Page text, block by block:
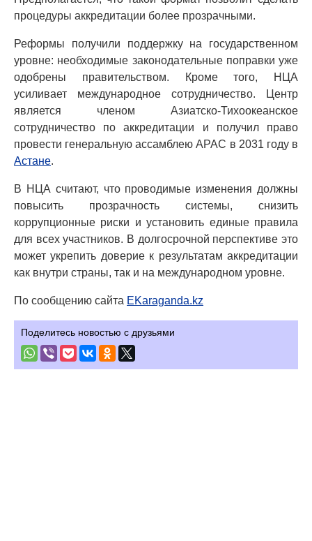
процедуры аккредитации более прозрачными.
Реформы получили поддержку на государственном
уровне: необходимые законодательные поправки уже
одобрены правительством. Кроме того, НЦА
усиливает международное сотрудничество. Центр
является членом Азиатско-Тихоокеанское
сотрудничество по аккредитации и получил право
провести генеральную ассамблею APAC в 2031 году в
Астане.
В НЦА считают, что проводимые изменения должны
повысить прозрачность системы, снизить
коррупционные риски и установить единые правила
для всех участников. В долгосрочной перспективе это
может укрепить доверие к результатам аккредитации
как внутри страны, так и на международном уровне.
По сообщению сайта EKaraganda.kz
Поделитесь новостью с друзьями